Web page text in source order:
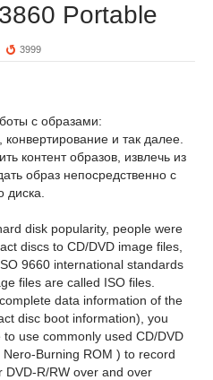
Portable
3999
с образами:
и так далее.
контент образов, извлечь из
образ непосредственно с
диска.
disk popularity, people were
discs to CD/DVD image files,
9660 international standards
files are called ISO files.
data information of the
disc boot information), you
use commonly used CD/DVD
Burning ROM ) to record
DVD-R/RW over and over